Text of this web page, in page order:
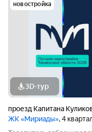
новостройка
3D-тур
проезд Капитана
ЖК «Мириады», 4